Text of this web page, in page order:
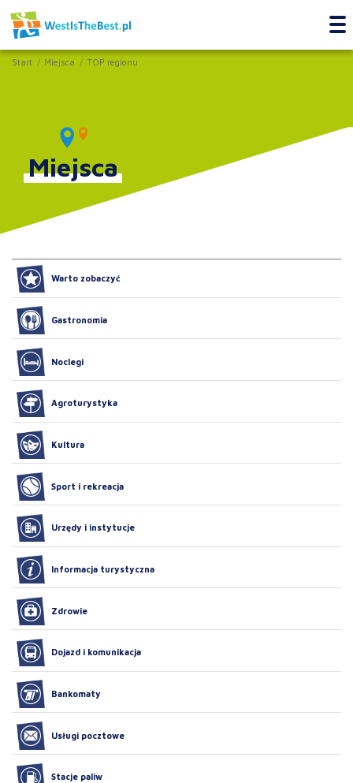
Start Miejsca TOP regionu
Miejsca
Warto zobaczyć
Gastronomia
Noclegi
Agroturystyka
Kultura
Sport i rekreacja
Urzędy i instytucje
Informacja turystyczna
Zdrowie
Dojazd i komunikacja
Bankomaty
Usługi pocztowe
Stacje paliw